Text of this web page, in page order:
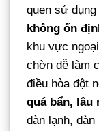
quen sử
không ổn
khu vực
chờn dễ làm
điều hòa đột
quá bẩn, lâu
dàn lạnh, dàn